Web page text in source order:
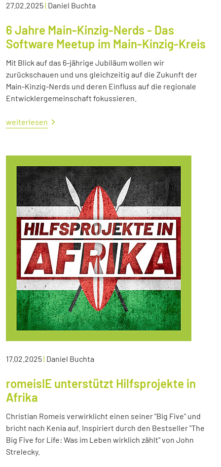
27.02.2025| Daniel Buchta
6 Jahre Main-Kinzig-Nerds - Das
Software Meetup im Main-Kinzig-Kreis
Mit Blick auf das 6-jährige Jubiläum wollen wir
zurückschauen und uns gleichzeitig auf die Zukunft der
Main-Kinzig-Nerds und deren Einfluss auf die regionale
Entwicklergemeinschaft fokussieren.
weiterlesen
17.02.2025| Daniel Buchta
romeisIE unterstützt Hilfsprojekte in
Afrika
Christian Romeis verwirklicht einen seiner "Big Five" und
bricht nach Kenia auf. Inspiriert durch den Bestseller "The
Big Five for Life: Was im Leben wirklich zählt" von John
Strelecky.